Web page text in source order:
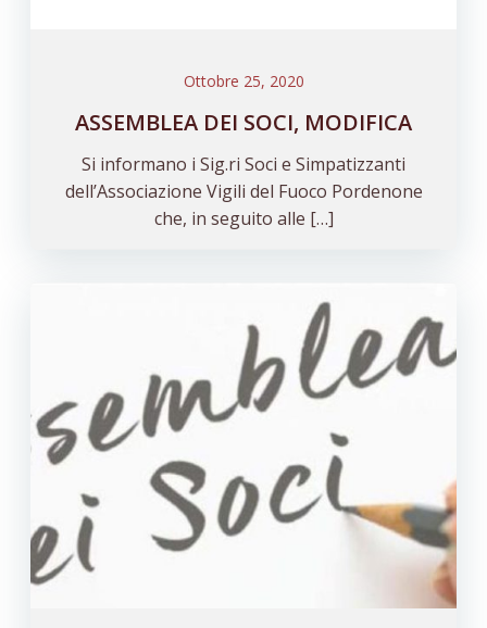
Ottobre 25, 2020
ASSEMBLEA DEI SOCI, MODIFICA
Si informano i Sig.ri Soci e Simpatizzanti
dell’Associazione Vigili del Fuoco Pordenone
che, in seguito alle […]